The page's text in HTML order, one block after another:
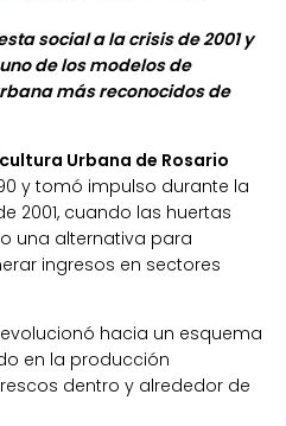
social a la crisis de 2001 y
de los modelos de
más reconocidos de
Urbana de Rosario
y tomó impulso durante la
2001, cuando las huertas
una alternativa para
ingresos en sectores
hacia un esquema
en la producción
dentro y alrededor de